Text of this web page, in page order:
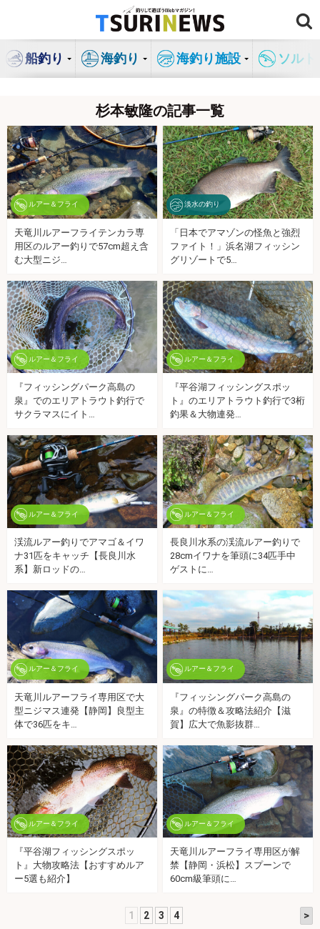
ン
キ
ッ
プ
船釣り 海釣り 海釣り施設 ソル
杉本敏隆の記事一覧
ルアー＆フライ
天竜川ルアーフライテンカラ専
用区のルアー釣りで57cm超え含
む大型ニジ…
淡水の釣り
「日本でアマゾンの怪魚と強烈
ファイト！」浜名湖フィッシン
グリゾートで5…
ルアー＆フライ
『フィッシングパーク高島の
泉』でのエリアトラウト釣行で
サクラマスにイト…
ルアー＆フライ
『平谷湖フィッシングスポッ
ト』のエリアトラウト釣行で3桁
釣果＆大物連発…
ルアー＆フライ
渓流ルアー釣りでアマゴ＆イワ
ナ31匹をキャッチ【長良川水
系】新ロッドの…
ルアー＆フライ
長良川水系の渓流ルアー釣りで
28cmイワナを筆頭に34匹手中
ゲストに…
ルアー＆フライ
天竜川ルアーフライ専用区で大
型ニジマス連発【静岡】良型主
体で36匹をキ…
ルアー＆フライ
『フィッシングパーク高島の
泉』の特徴＆攻略法紹介【滋
賀】広大で魚影抜群…
ルアー＆フライ
『平谷湖フィッシングスポッ
ト』大物攻略法【おすすめルア
ー5選も紹介】
ルアー＆フライ
天竜川ルアーフライ専用区が解
禁【静岡・浜松】スプーンで
60cm級筆頭に…
1 2 3 4 >